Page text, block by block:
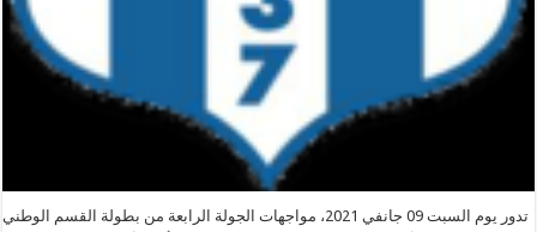
تدور يوم السبت 09 جانفي 2021، مواجهات الجولة الرابعة من بطولة القسم الوطني